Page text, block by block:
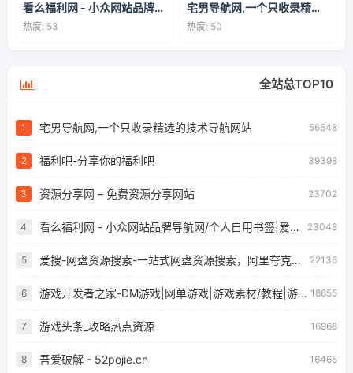
看么福利网 - 小众网站品牌导航网/个人自用书签|爱美儿信息科技有限公司
热度: 53
宅男导航网,一个只收录精选的技术导航网站
热度: 50
全站总TOP10
1 宅男导航网,一个只收录精选的技术导航网站 56548
2 福利吧-分享你的福利吧 39398
3 资源分享网 – 免费资源分享网站 23702
4 看么福利网 - 小众网站品牌导航网/个人自用书签|爱美儿信息科技有限公司 23048
5 爱搜-网盘资源搜索-一站式网盘资源搜索，阿里夸克百度迅雷UC全聚合 22136
6 游戏开发者之家-DM游戏|网单游戏|游戏素材/教程|游戏开发制作发布门户 - Powered by Discuz! 18655
7 游戏头条_攻略热点资源 16968
8 吾爱破解 - 52pojie.cn 16465